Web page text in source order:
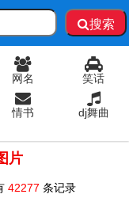
搜索
网名 笑话
情书 dj舞曲
片
42277 条记录